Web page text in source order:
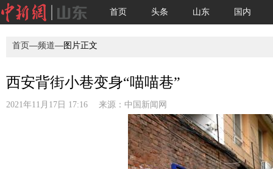
首页 头条 山东 国内
首页—频道—图片正文
西安背街小巷变身“喵喵巷”
2021年11月17日 17:16 来源： 中国新闻网